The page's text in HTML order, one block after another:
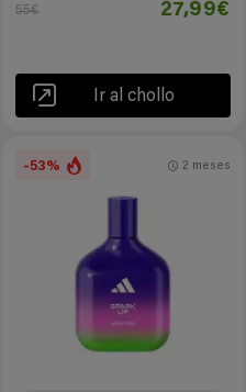
55€
27,99€
Ir al chollo
-53% 2 meses